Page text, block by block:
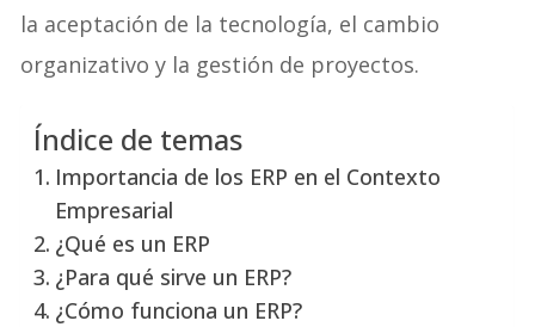
la aceptación de la tecnología, el cambio
organizativo y la gestión de proyectos.
Índice de temas
Importancia de los ERP en el Contexto
Empresarial
¿Qué es un ERP
¿Para qué sirve un ERP?
¿Cómo funciona un ERP?